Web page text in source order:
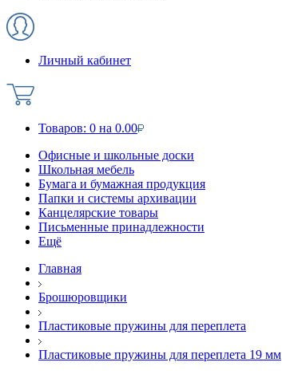
Личный кабинет
Товаров: 0 на 0.00
Офисные и школьные доски
Школьная мебель
Бумага и бумажная продукция
Папки и системы архивации
Канцелярские товары
Письменные принадлежности
Ещё
Главная
Брошюровщики
Пластиковые пружины для переплета
Пластиковые пружины для переплета 19 мм